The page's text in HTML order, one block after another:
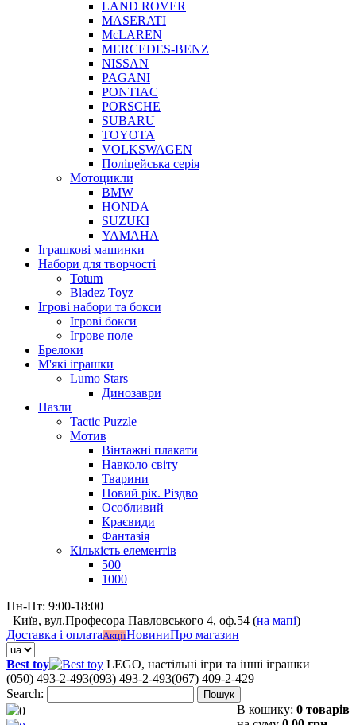
LAND ROVER
MASERATI
McLAREN
MERCEDES-BENZ
NISSAN
PAGANI
PONTIAC
PORSCHE
SUBARU
TOYOTA
VOLKSWAGEN
Поліцейська серія
Мотоцикли
BMW
HONDA
SUZUKI
YAMAHA
Іграшкові машинки
Набори для творчості
Totum
Bladez Toyz
Ігрові набори та бокси
Ігрові бокси
Ігрове поле
Брелоки
М'які іграшки
Lumo Stars
Динозаври
Пазли
Tactic Puzzle
Мотив
Вінтажні плакати
Навколо світу
Тварини
Новий рік. Різдво
Особливий
Краєвиди
Фантазія
Кількість елементів
500
1000
Пн-Пт: 9:00-18:00
Київ, вул.Професора Павловського 4, оф.54 (на мапі)
Доставка і оплатаАкціїНовиниПро магазин
Best toy
LEGO, настільні ігри та інші іграшки
(050) 493-2-493(093) 493-2-493(067) 409-2-429
Search:
Пошук
0 В кошику: 0 товарів